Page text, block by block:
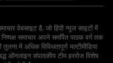
वेबसाइट है, जो हिंदी न्यूज साइटों में
समाचार अपने समर्पित पाठक वर्ग तक
में अधिक विविधतापूर्ण मल्टीमीडिया
ऑनलाइन संपादकीय टीम हररोज विशेष